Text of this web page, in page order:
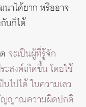
าได้ยาก หรืออาจ
กันก็ได้
จะเป็นผู้ที่รู้จัก
ะสงค์เกิดขึ้น โดยใช้
ไปได้ ในความเลว
ญญาณความผิดปกติ